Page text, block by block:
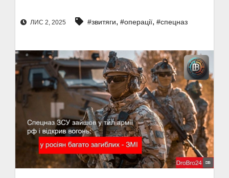
ЛИС 2, 2025 #звитяги, #операції, #спецназ